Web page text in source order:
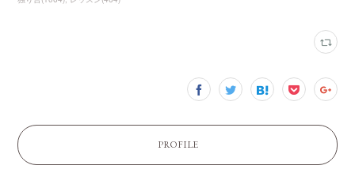
PROFILE